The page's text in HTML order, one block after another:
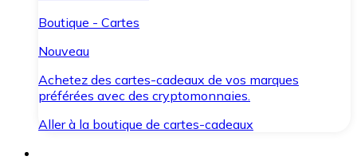
Boutique - Cartes
Nouveau
Achetez des cartes-cadeaux de vos marques
préférées avec des cryptomonnaies.
Aller à la boutique de cartes-cadeaux